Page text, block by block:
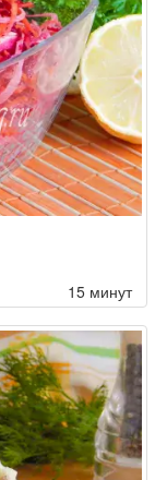
15 минут